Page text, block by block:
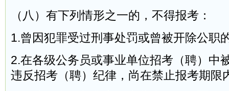
（八）有下列情形之一的，不得报考：
1.曾因犯罪受过刑事处罚或曾被开除公职
2.在各级公务员或事业单位招考（聘）中
违反招考（聘）纪律，尚在禁止报考期限